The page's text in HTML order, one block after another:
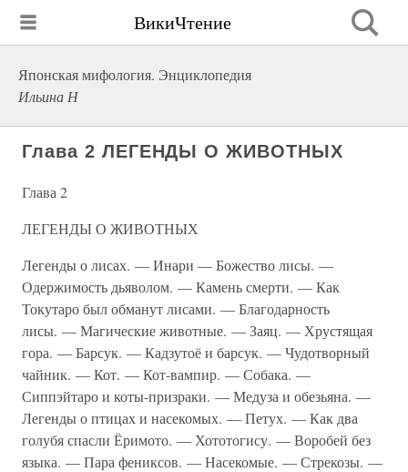
ВикиЧтение
Японская мифология. Энциклопедия
Ильина Н
Глава 2 ЛЕГЕНДЫ О ЖИВОТНЫХ
Глава 2
ЛЕГЕНДЫ О ЖИВОТНЫХ
Легенды о лисах. — Инари — Божество лисы. —
Одержимость дьяволом. — Камень смерти. — Как
Токутаро был обманут лисами. — Благодарность
лисы. — Магические животные. — Заяц. — Хрустящая
гора. — Барсук. — Кадзутоё и барсук. — Чудотворный
чайник. — Кот. — Кот-вампир. — Собака. —
Сиппэйтаро и коты-призраки. — Медуза и обезьяна. —
Легенды о птицах и насекомых. — Петух. — Как два
голубя спасли Ёримото. — Хототогису. — Воробей без
языка. — Пара фениксов. — Насекомые. — Стрекозы. —